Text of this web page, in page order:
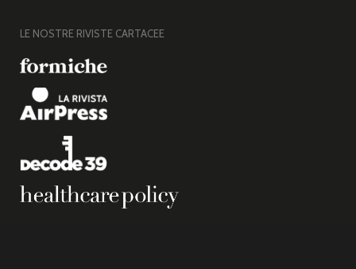
LE NOSTRE RIVISTE CARTACEE